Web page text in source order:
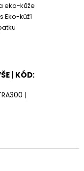
eko-kůže
Eko-kůží
| KÓD:
|